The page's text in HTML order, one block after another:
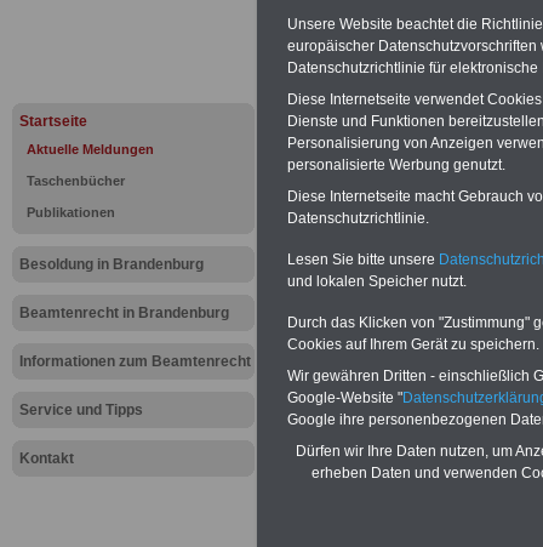
Startseite
Aktuelle Meldungen
Taschenbücher
Publikationen
Besoldung in Brandenburg
Beamtenrecht in Brandenburg
Informationen zum Beamtenrecht
Service und Tipps
Kontakt
Nachzahlungen
Beamtezwischen mind.
SERVICE gibt hierzu
dem Beschluss des
wird (wahrscheinlich im
Broschüre.
Meldung
25,00 Euro: Wissenswertes für
und Beamte, Beamten-
Unsere Website beachtet die
europäischer
Datenschutzrichtlinie für
Diese Internetseite verwendet
Dienste und Funktionen
Personalisierung von Anzeigen
personalisierte Werbung genutzt.
Diese Internetseite macht Gebrauch
Datenschutzrichtlinie.
Lesen Sie bitte unsere
und lokalen Speicher nutzt.
Durch das Klicken von "Zustimmung"
Cookies auf Ihrem Gerät zu speichern.
Wir gewähren Dritten - einschließlich
Google-Website "
Google ihre personenbezogenen
Dürfen wir Ihre Daten nutzen, um
erheben Daten und verwenden